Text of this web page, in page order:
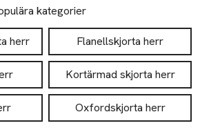
kategorier
herr Flanellskjorta herr
Kortärmad skjorta herr
Oxfordskjorta herr